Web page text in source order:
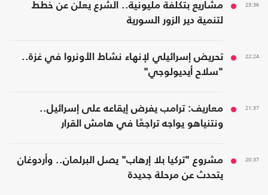
23:36
مشاريع بتكلفة مليونية.. الشرع يعلن عن خطط
لتنمية دير الزور السورية
22:24
تحريض إسرائيلي لإنهاء نشاط الأونروا في غزة..
"سلاح أيديولوجي"
21:37
معاريف: ترامب يفرض إيقاعه على إسرائيل..
ونتنياهو يواجه تراجعًا في هامش القرار
20:37
مشروع "تركيا بلا إرهاب" يصل البرلمان.. وأردوغان
يتحدث عن مرحلة جديدة